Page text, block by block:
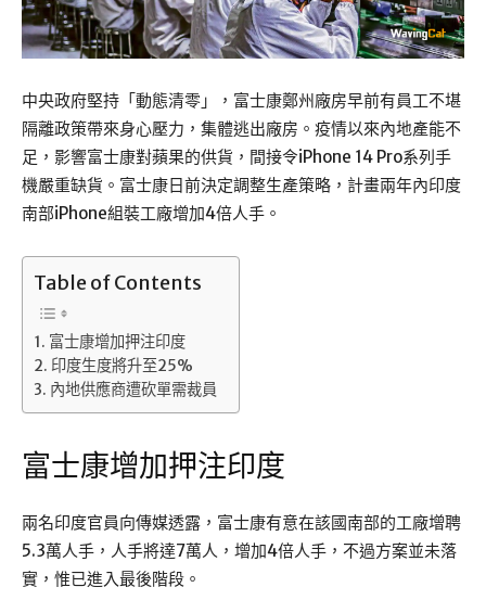
中央政府堅持「動態清零」，富士康鄭州廠房早前有員工不堪
隔離政策帶來身心壓力，集體逃出廠房。疫情以來內地產能不
足，影響富士康對蘋果的供貨，間接令iPhone 14 Pro系列手
機嚴重缺貨。富士康日前決定調整生產策略，計畫兩年內印度
南部iPhone組裝工廠增加4倍人手。
Table of Contents
富士康增加押注印度
印度生度將升至25%
內地供應商遭砍單需裁員
富士康增加押注印度
兩名印度官員向傳媒透露，富士康有意在該國南部的工廠增聘
5.3萬人手，人手將達7萬人，增加4倍人手，不過方案並未落
實，惟已進入最後階段。